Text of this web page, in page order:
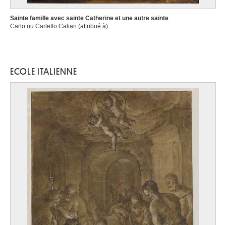
Sainte famille avec sainte Catherine et une autre sainte
Carlo ou Carletto Caliari (attribué à)
ECOLE ITALIENNE